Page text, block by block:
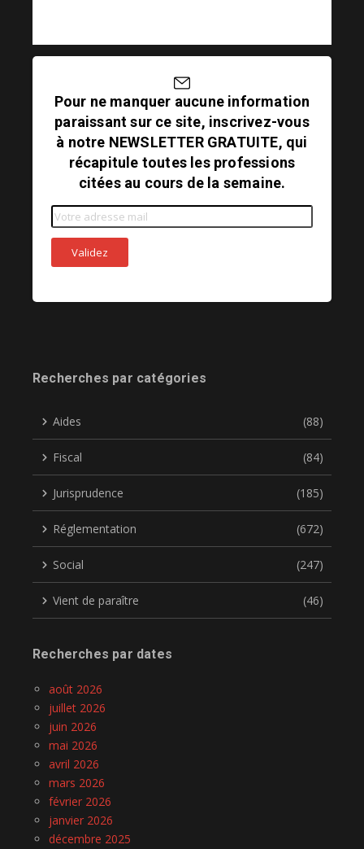
Pour ne manquer aucune information
paraissant sur ce site, inscrivez-vous
à notre NEWSLETTER GRATUITE, qui
récapitule toutes les professions
citées au cours de la semaine.
Recherches par catégories
Aides (88)
Fiscal (84)
Jurisprudence (185)
Réglementation (672)
Social (247)
Vient de paraître (46)
Recherches par dates
août 2026
juillet 2026
juin 2026
mai 2026
avril 2026
mars 2026
février 2026
janvier 2026
décembre 2025